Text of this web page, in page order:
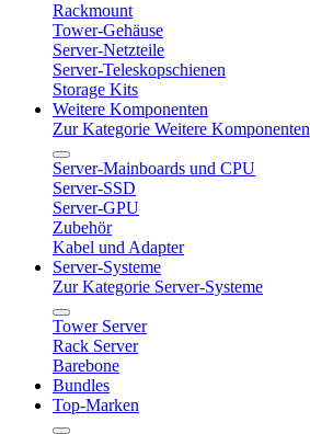
Rackmount
Tower-Gehäuse
Server-Netzteile
Server-Teleskopschienen
Storage Kits
Weitere Komponenten
Zur Kategorie Weitere Komponenten
Server-Mainboards und CPU
Server-SSD
Server-GPU
Zubehör
Kabel und Adapter
Server-Systeme
Zur Kategorie Server-Systeme
Tower Server
Rack Server
Barebone
Bundles
Top-Marken